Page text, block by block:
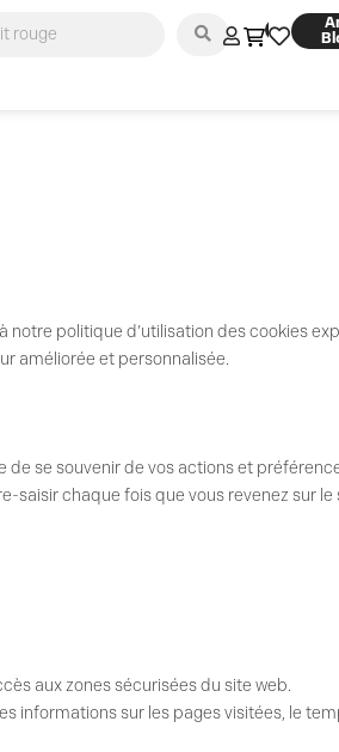
0
notre politique d’utilisation des cookies
améliorée et personnalisée.
se souvenir de vos actions et
saisir chaque fois que vous revenez sur le
aux zones sécurisées du site web.
informations sur les pages visitées, le